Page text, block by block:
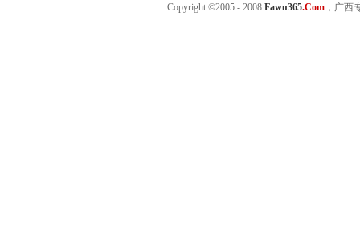
Copyright ©2005 - 2008 Fawu365.Com，广西